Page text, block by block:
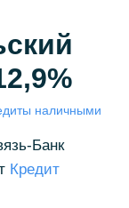
наличными
Банк
Кредит